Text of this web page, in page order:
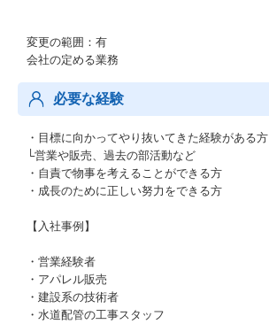
変更の範囲：有
会社の定める業務
必要な経験
・目標に向かってやり抜いてきた経験がある方
└営業や販売、過去の部活動など
・自責で物事を考えることができる方
・成長のために正しい努力をできる方
【入社事例】
・営業経験者
・アパレル販売
・建設系の技術者
・水道配管の工事スタッフ